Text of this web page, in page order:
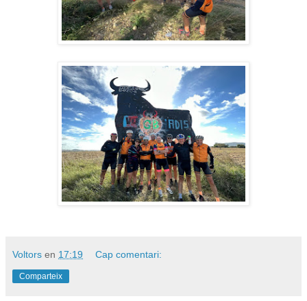
Voltors en 17:19 Cap comentari:
Comparteix